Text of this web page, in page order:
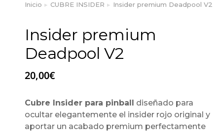
Estás aquí:
Inicio CUBRE INSIDER Insider premium Deadpool V2
Insider premium
Deadpool V2
20,00€
Cubre Insider para pinball
diseñado para
ocultar elegantemente el insider rojo original y
aportar un acabado premium perfectamente